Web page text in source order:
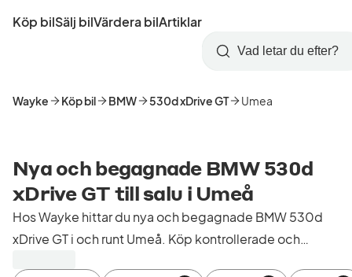
till
Startsida
Köp bilSälj bilVärdera bilArtiklar
Skapa
konto
Logga
in
Sök
Wayke Köp bil BMW 530d xDrive GT Umea
Nya och begagnade BMW 530d
xDrive GT till salu i Umeå
Hos Wayke hittar du nya och begagnade BMW 530d
xDrive GT i och runt Umeå. Köp kontrollerade och